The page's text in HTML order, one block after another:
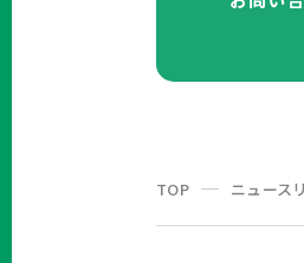
TOP ニュース